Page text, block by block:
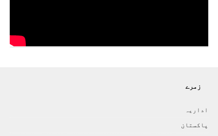
زمرے
اداريہ
پاکستان